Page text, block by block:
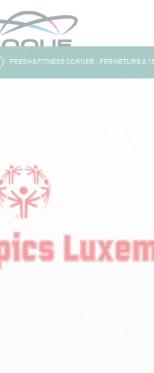
FRESH&FITNESS CORNER : FERMETURE À 15H